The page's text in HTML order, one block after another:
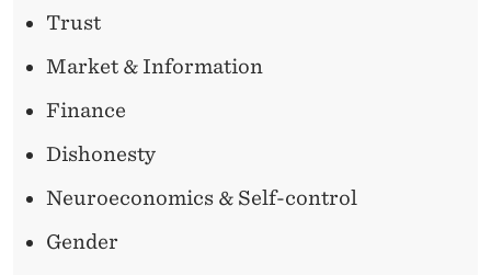
Trust
Market & Information
Finance
Dishonesty
Neuroeconomics & Self-control
Gender